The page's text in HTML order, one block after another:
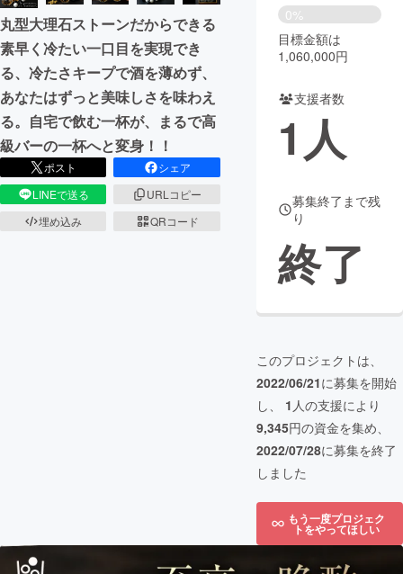
まちづくり・地域活性化
CAMPFIRE for Social Good
CAMPFIRE Creation
CAMPFIREふるさと納税machi-ya コミュニティ
丸型大理石ストーンだからできる
素早く冷たい一口目を実現でき
る、冷たさキープで酒を薄めず、
あなたはずっと美味しさを味わえ
る。自宅で飲む一杯が、まるで高
級バーの一杯へと変身！！
ポスト
シェア
LINEで送る
URLコピー
埋め込み
QRコード
0%
目標金額は
1,060,000円
支援者数
1人
募集終了まで残
り
終了
このプロジェクトは、
2022/06/21に募集を開始
し、 1 人の支援により
9,345円の資金を集め、
2022/07/28に募集を終了
しました
もう一度プロジェク
トをやってほしい